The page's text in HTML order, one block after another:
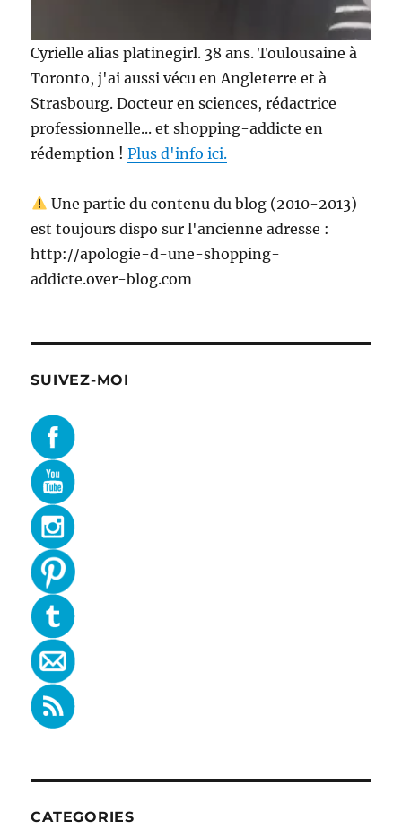
Cyrielle alias platinegirl. 38 ans. Toulousaine à
Toronto, j'ai aussi vécu en Angleterre et à
Strasbourg. Docteur en sciences, rédactrice
professionnelle... et shopping-addicte en
rédemption !Plus d'info ici.
Une partie du contenu du blog (2010-2013)
est toujours dispo sur l'ancienne adresse :
http://apologie-d-une-shopping-
addicte.over-blog.com
SUIVEZ-MOI
CATEGORIES